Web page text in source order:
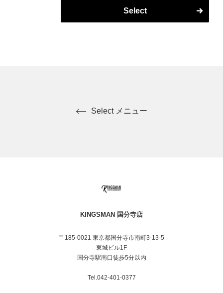
気楽に来て、気楽にキマれる。
Select
Select メニュー
KINGSMAN 国分寺店
〒185-0021 東京都国分寺市南町3-13-5
東城ビル1F
国分寺駅南口徒歩5分以内
Tel.042-401-0377